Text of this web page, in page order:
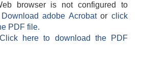
browser is not configured to
Download adobe Acrobatorclick
PDF file.
Click here to download the PDF